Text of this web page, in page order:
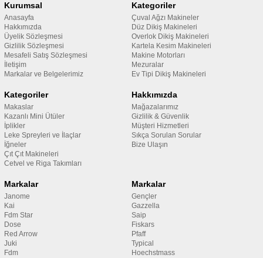
Kurumsal
Anasayfa
Hakkımızda
Üyelik Sözleşmesi
Gizlilik Sözleşmesi
Mesafeli Satış Sözleşmesi
İletişim
Markalar ve Belgelerimiz
Kategoriler
Çuval Ağzı Makineler
Düz Dikiş Makineleri
Overlok Dikiş Makineleri
Kartela Kesim Makineleri
Makine Motorları
Mezuralar
Ev Tipi Dikiş Makineleri
Kategoriler
Makaslar
Kazanlı Mini Ütüler
İplikler
Leke Spreyleri ve İlaçlar
İğneler
Çıt Çıt Makineleri
Cetvel ve Riga Takımları
Hakkımızda
Mağazalarımız
Gizlilik & Güvenlik
Müşteri Hizmetleri
Sıkça Sorulan Sorular
Bize Ulaşın
Markalar
Janome
Kai
Fdm Star
Dose
Red Arrow
Juki
Fdm
Markalar
Gençler
Gazzella
Saip
Fiskars
Pfaff
Typical
Hoechstmass